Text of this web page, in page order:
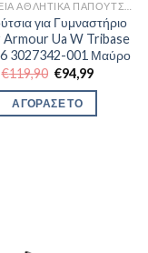
για Γυμναστήριο
Armour Ua W Tribase
3027342-001 Μαύρο
€119,90 Original
price
was:
€119,90.
€94,99Η
ΑΓΟΡΑΣΕ ΤΟ